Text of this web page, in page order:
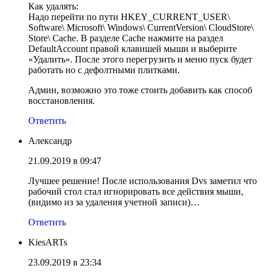
Как удалять:
Надо перейти по пути HKEY_CURRENT_USER\
Software\ Microsoft\ Windows\ CurrentVersion\ CloudStore\
Store\ Cache. В разделе Cache нажмите на раздел
DefaultAccount правой клавишей мыши и выберите
«Удалить». После этого перегрузить и меню пуск будет
работать но с дефолтными плитками.
Админ, возможно это тоже стоить добавить как способ
восстановления.
Ответить
Александр
21.09.2019 в 09:47
Лучшее решение! После использования Dvs заметил что
рабочий стол стал игнорировать все действия мыши,
(видимо из за удаления учетной записи)…
Ответить
KiesARTs
23.09.2019 в 23:34